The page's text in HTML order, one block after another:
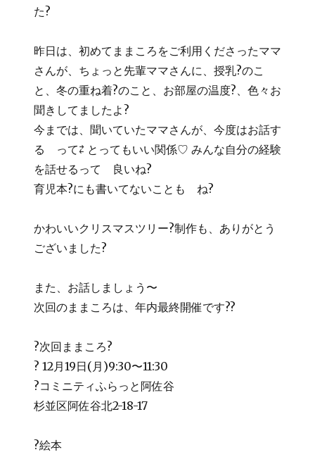
た?
昨日は、初めてままころをご利用くださったママ
さんが、ちょっと先輩ママさんに、授乳?のこ
と、冬の重ね着?のこと、お部屋の温度?、色々お
聞きしてましたよ?
今までは、聞いていたママさんが、今度はお話す
る って⇄ とってもいい関係♡ みんな自分の経験
を話せるって 良いね?
育児本?にも書いてないことも ね?
かわいいクリスマスツリー?制作も、ありがとう
ございました?
また、お話しましょう〜
次回のままころは、年内最終開催です??
?次回ままころ?
? 12月19日(月)9:30〜11:30
?コミニティふらっと阿佐谷
杉並区阿佐谷北2-18-17
?絵本